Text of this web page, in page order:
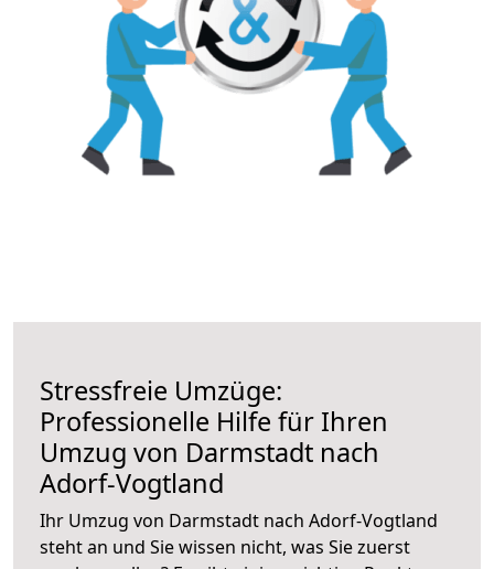
Stressfreie Umzüge:
Professionelle Hilfe für Ihren
Umzug von Darmstadt nach
Adorf-Vogtland
Ihr Umzug von Darmstadt nach Adorf-Vogtland
steht an und Sie wissen nicht, was Sie zuerst